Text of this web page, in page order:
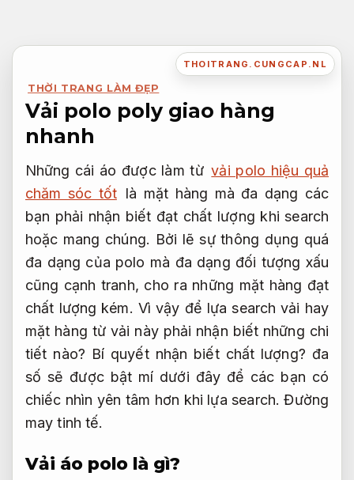
nội
THOITRANG.CUNGCAP.NL
THỜI TRANG LÀM ĐẸP
Vải polo poly giao hàng
nhanh
Những cái áo được làm từ vải polo hiệu quả
chăm sóc tốt là mặt hàng mà đa dạng các
bạn phải nhận biết đạt chất lượng khi search
hoặc mang chúng. Bởi lẽ sự thông dụng quá
đa dạng của polo mà đa dạng đối tượng xấu
cũng cạnh tranh, cho ra những mặt hàng đạt
chất lượng kém. Vì vậy để lựa search vải hay
mặt hàng từ vải này phải nhận biết những chi
tiết nào? Bí quyết nhận biết chất lượng? đa
số sẽ được bật mí dưới đây để các bạn có
chiếc nhìn yên tâm hơn khi lựa search.Đường
may tinh tế.
Vải áo polo là gì?